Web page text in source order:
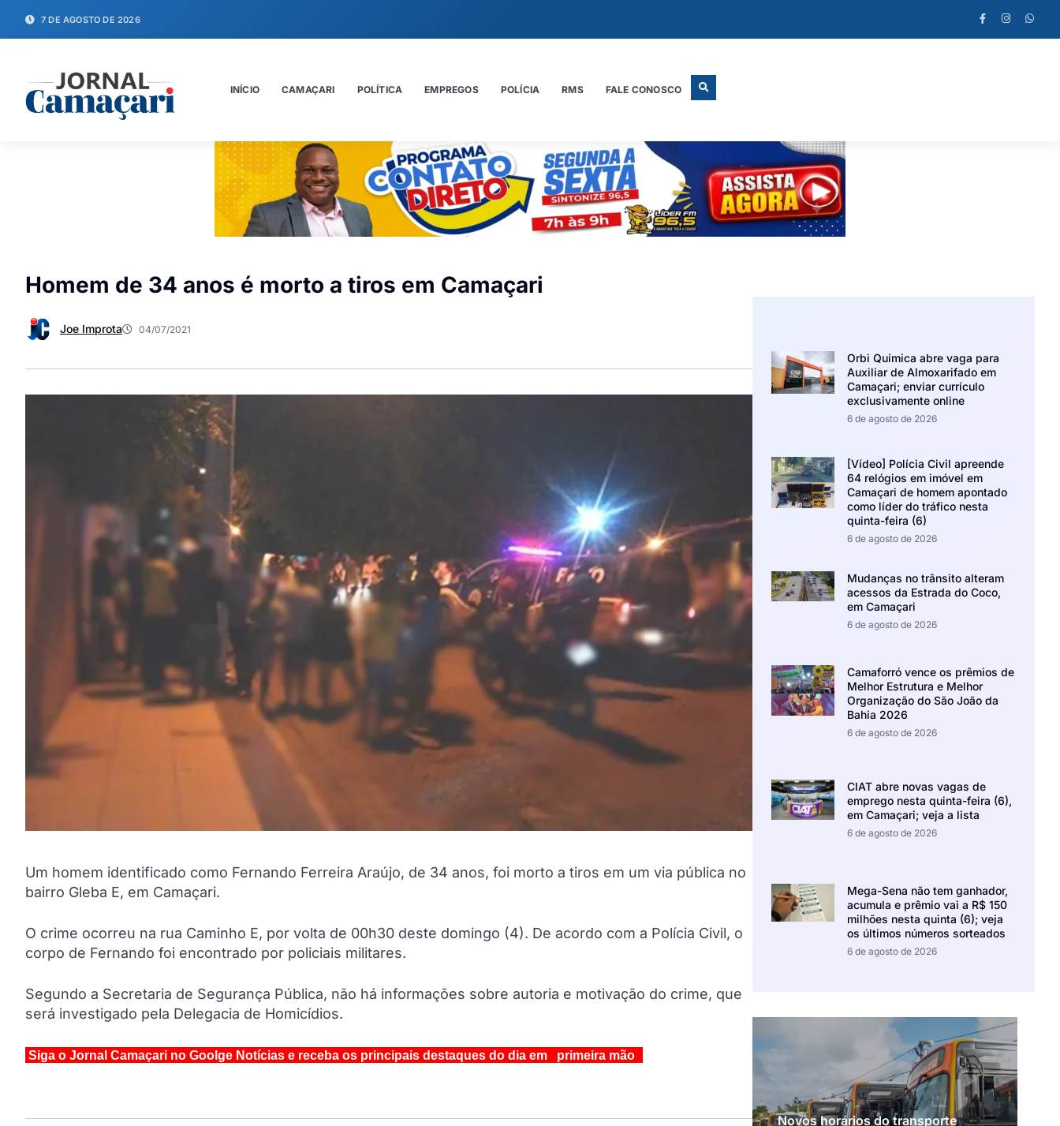
7 DE AGOSTO DE 2026
INÍCIO CAMAÇARI POLÍTICA EMPREGOS POLÍCIA RMS FALE CONOSCO
Homem de 34 anos é morto a tiros em Camaçari
Joe Improta 04/07/2021
Um homem identificado como Fernando Ferreira Araújo, de 34 anos, foi morto a tiros em um via pública no
bairro Gleba E, em Camaçari.
O crime ocorreu na rua Caminho E, por volta de 00h30 deste domingo (4). De acordo com a Polícia Civil, o
corpo de Fernando foi encontrado por policiais militares.
Segundo a Secretaria de Segurança Pública, não há informações sobre autoria e motivação do crime, que
será investigado pela Delegacia de Homicídios.
Siga o Jornal Camaçari no Goolge Notícias e receba os principais destaques do dia em primeira mão
Orbi Química abre vaga para
Auxiliar de Almoxarifado em
Camaçari; enviar currículo
exclusivamente online
6 de agosto de 2026
[Vídeo] Polícia Civil apreende
64 relógios em imóvel em
Camaçari de homem apontado
como líder do tráfico nesta
quinta-feira (6)
6 de agosto de 2026
Mudanças no trânsito alteram
acessos da Estrada do Coco,
em Camaçari
6 de agosto de 2026
Camaforró vence os prêmios de
Melhor Estrutura e Melhor
Organização do São João da
Bahia 2026
6 de agosto de 2026
CIAT abre novas vagas de
emprego nesta quinta-feira (6),
em Camaçari; veja a lista
6 de agosto de 2026
Mega-Sena não tem ganhador,
acumula e prêmio vai a R$ 150
milhões nesta quinta (6); veja
os últimos números sorteados
6 de agosto de 2026
Novos horários do transporte